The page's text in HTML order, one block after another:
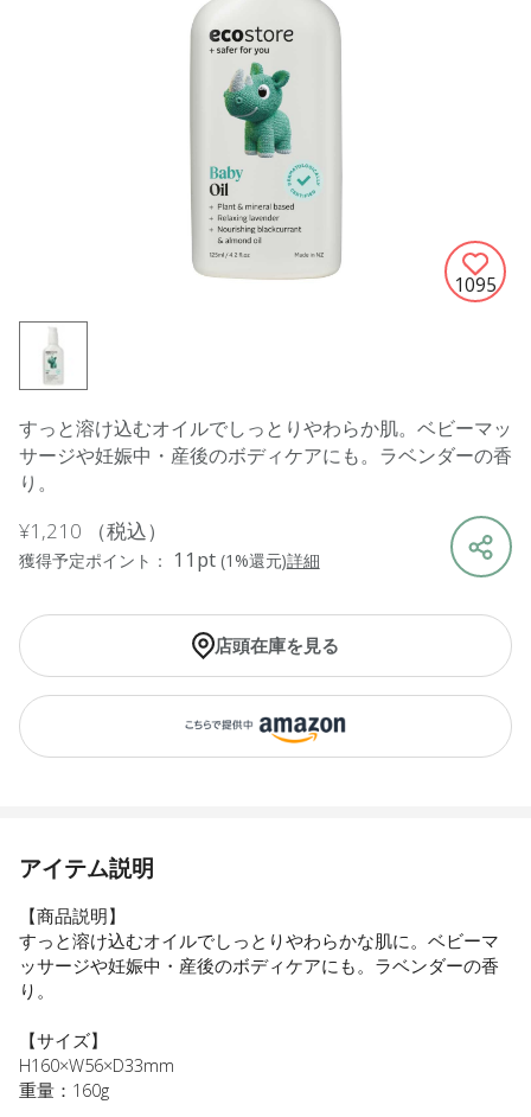
1095
すっと溶け込むオイルでしっとりやわらか肌。ベビーマッ
サージや妊娠中・産後のボディケアにも。ラベンダーの香
り。
¥1,210 （税込）
獲得予定ポイント： 11pt (1%還元)詳細
店頭在庫を見る
アイテム説明
【商品説明】
すっと溶け込むオイルでしっとりやわらかな肌に。ベビーマ
ッサージや妊娠中・産後のボディケアにも。ラベンダーの香
り。
【サイズ】
H160×W56×D33mm
重量：160g